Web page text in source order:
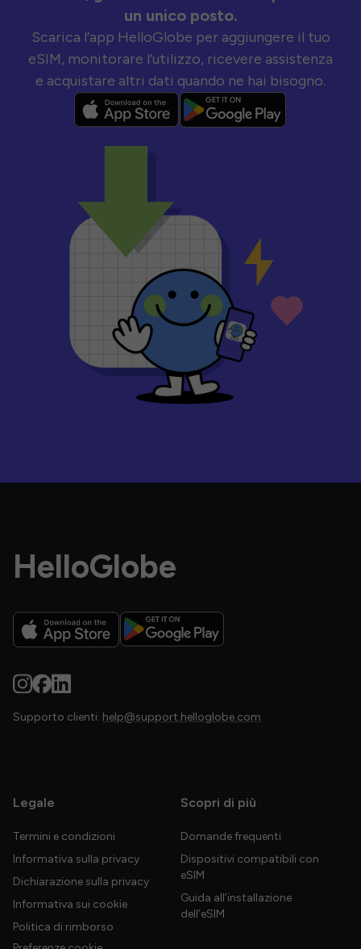
un unico posto.
Scarica l’app HelloGlobe per aggiungere il tuo
eSIM, monitorare l’utilizzo, ricevere assistenza
e acquistare altri dati quando ne hai bisogno.
HelloGlobe
Supporto clienti: help@support.helloglobe.com
Legale
Termini e condizioni
Informativa sulla privacy
Dichiarazione sulla privacy
Informativa sui cookie
Politica di rimborso
Scopri di più
Domande frequenti
Dispositivi compatibili con
eSIM
Guida all’installazione
dell’eSIM